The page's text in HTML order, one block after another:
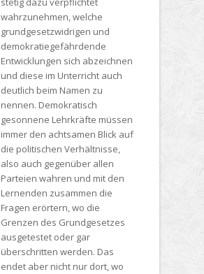
wahrzunehmen, welche
grundgesetzwidrigen und
demokratiegefährdende
Entwicklungen sich abzeichnen
und diese im Unterricht auch
deutlich beim Namen zu
nennen. Demokratisch
gesonnene Lehrkräfte müssen
immer den achtsamen Blick auf
die politischen Verhältnisse,
also auch gegenüber allen
Parteien wahren und mit den
Lernenden zusammen die
Fragen erörtern, wo die
Grenzen des Grundgesetzes
ausgetestet oder gar
überschritten werden. Das
endet aber nicht nur dort, wo